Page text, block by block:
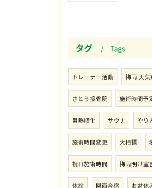
タグ Tags
トレーナー活動 梅雨.天
さとう接骨院 施術時間予
暑熱順化 サウナ やり
施術時間変更 大相撲
祝日施術時間 梅雨明け宣
休診 関西合宿 お盆休